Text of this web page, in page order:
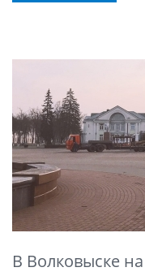
В Волковыске